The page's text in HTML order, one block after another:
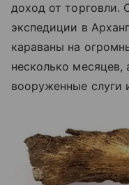
доход от торговли.
экспедиции в
караваны на
несколько месяцев,
вооруженные слуги